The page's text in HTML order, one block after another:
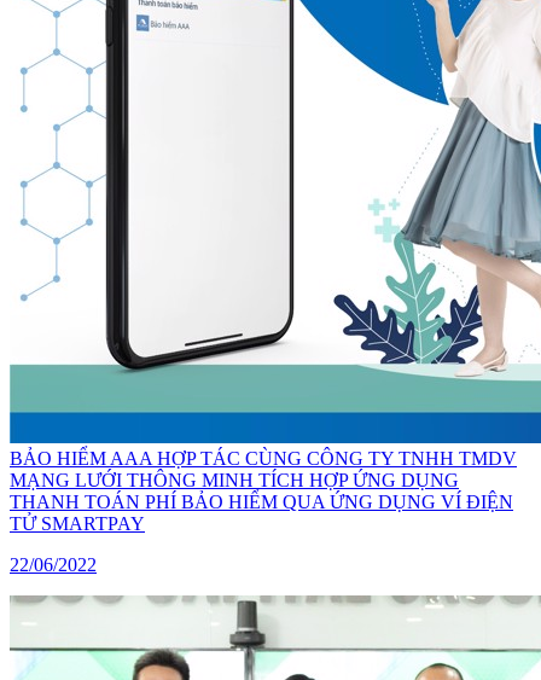
BẢO HIỂM AAA HỢP TÁC CÙNG CÔNG TY TNHH TMDV
MẠNG LƯỚI THÔNG MINH TÍCH HỢP ỨNG DỤNG
THANH TOÁN PHÍ BẢO HIỂM QUA ỨNG DỤNG VÍ ĐIỆN
TỬ SMARTPAY
22/06/2022